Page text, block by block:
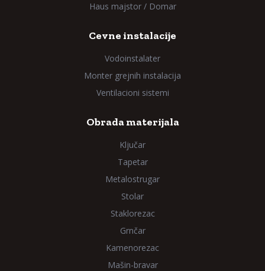
Haus majstor / Domar
Cevne instalacije
Vodoinstalater
Monter grejnih instalacija
Ventilacioni sistemi
Obrada materijala
Ključar
Tapetar
Metalostrugar
Stolar
Staklorezac
Grnčar
Kamenorezac
Mašin-bravar